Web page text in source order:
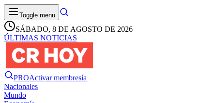
Toggle menu
SÁBADO, 8 DE AGOSTO DE 2026
ÚLTIMAS NOTICIAS
PROActivar membresía
Nacionales
Mundo